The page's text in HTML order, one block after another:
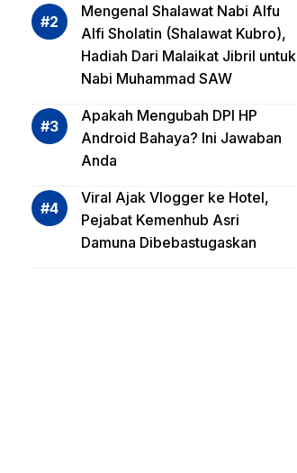
asi
Reksa
Mengenal Shalawat Nabi Alfu
Alfi Sholatin (Shalawat Kubro),
Hadiah Dari Malaikat Jibril untuk
Nabi Muhammad SAW
Apakah Mengubah DPI HP
Android Bahaya? Ini Jawaban
Anda
Viral Ajak Vlogger ke Hotel,
Pejabat Kemenhub Asri
Damuna Dibebastugaskan